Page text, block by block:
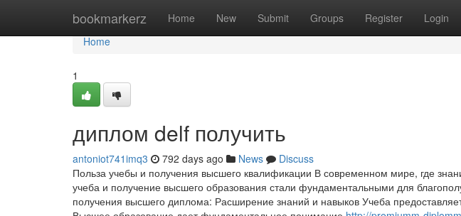
bookmarkerz Home New Submit Groups Register Login
Home
Home
1
диплом delf получить
antoniot741imq3 792 days ago News
Discuss
Польза учебы и получения высшего квалификации В современном мире, где
учеба и получение высшего образования стали фундаментальными для
получения высшего диплома: Расширение знаний и навыков Учеба